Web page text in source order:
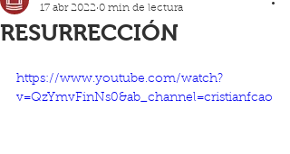
RESURRECCIÓN
17 abr 2022 0 min de lectura
https://www.youtube.com/watch?
v=QzYmvFinNs0&ab_channel=cristianfcao